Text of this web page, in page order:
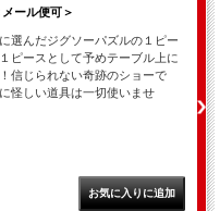
ール便可＞
選んだジグソーパズルの１ピー
ピースとして予めテーブル上に
信じられない奇跡のショーで
怪しい道具は一切使いませ